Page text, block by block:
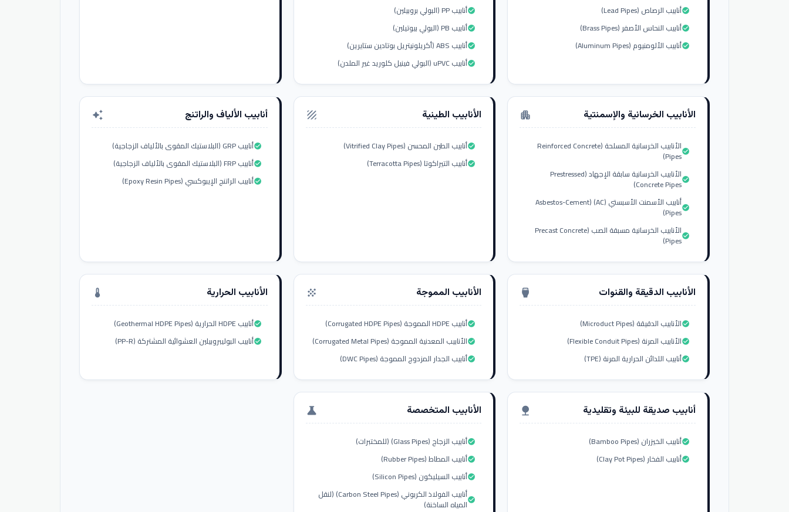
أنابيب الرصاص (Lead Pipes)check_circle
أنابيب النحاس الأصفر (Brass Pipes)check_circle
أنابيب الألومنيوم (Aluminum Pipes)check_circle
أنابيب PP (البولي بروبيلين)check_circle
أنابيب PB (البولي بيوتيلين)check_circle
أنابيب ABS (أكريلونيتريل بوتادين ستايرين)check_circle
أنابيب uPVC (البولي فينيل كلوريد غير الملدن)check_circle
الأنابيب الخرسانية والإسمنتية apartment
الأنابيب الخرسانية المسلحة (Reinforced Concrete
Pipes)check_circle
الأنابيب الخرسانية سابقة الإجهاد (Prestressed
Concrete Pipes)check_circle
أنابيب الأسمنت الأسبستي (AC) (Asbestos-Cement
Pipes)check_circle
الأنابيب الخرسانية مسبقة الصب (Precast Concrete
Pipes)check_circle
الأنابيب الطينية texture
أنابيب الطين المحسن (Vitrified Clay Pipes)check_circle
أنابيب التيراكوتا (Terracotta Pipes)check_circle
أنابيب الألياف والراتنج auto_awesome
أنابيب GRP (البلاستيك المقوى بالألياف الزجاجية)check_circle
أنابيب FRP (البلاستيك المقوى بالألياف الزجاجية)check_circle
أنابيب الراتنج الإيبوكسي (Epoxy Resin Pipes)check_circle
الأنابيب الدقيقة والقنوات settings_input_hdmi
الأنابيب الدقيقة (Microduct Pipes)check_circle
الأنابيب المرنة (Flexible Conduit Pipes)check_circle
أنابيب اللدائن الحرارية المرنة (TPE)check_circle
الأنابيب المموجة grain
أنابيب HDPE المموجة (Corrugated HDPE Pipes)check_circle
الأنابيب المعدنية المموجة (Corrugated Metal Pipes)check_circle
أنابيب الجدار المزدوج المموجة (DWC Pipes)check_circle
الأنابيب الحرارية thermostat
أنابيب HDPE الحرارية (Geothermal HDPE Pipes)check_circle
أنابيب البوليبروبيلين العشوائية المشتركة (PP-R)check_circle
أنابيب صديقة للبيئة وتقليدية nature
أنابيب الخيزران (Bamboo Pipes)check_circle
أنابيب الفخار (Clay Pot Pipes)check_circle
الأنابيب المتخصصة science
أنابيب الزجاج (Glass Pipes) (للمختبرات)check_circle
أنابيب المطاط (Rubber Pipes)check_circle
أنابيب السيليكون (Silicon Pipes)check_circle
أنابيب الفولاذ الكربوني (Carbon Steel Pipes) (لنقل
المياه الساخنة)check_circle